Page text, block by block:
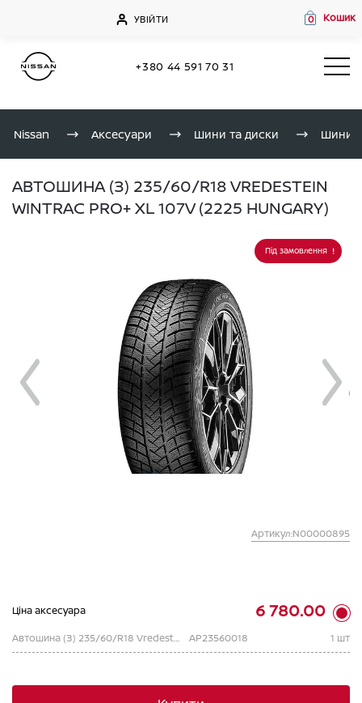
УВІЙТИ 0 Кошик
+380 44 591 70 31
Nissan Аксесуари Шини та диски Шини
АВТОШИНА (З) 235/60/R18 VREDESTEIN
WINTRAC PRO+ XL 107V (2225 HUNGARY)
Під замовлення
Артикул:N00000895
Ціна аксесуара 6 780.00
Автошина (З) 235/60/R18 Vredestein Wintrac PRO+ XL 107V (2225 Hungary) AP23560018 1 шт